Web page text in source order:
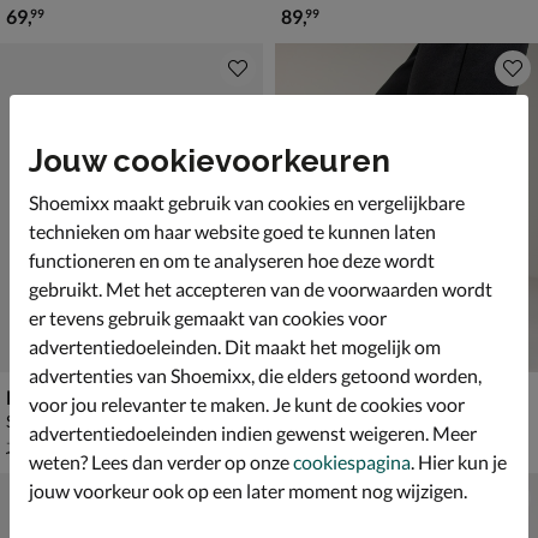
€ 69,99
69,99 € 89,99
89,99
Rieker
Sleehak - zwart
van € 79,99 voor € 55,99
79 55,99
Verbenas Mila
€ 69,99
69,99
Jouw cookievoorkeuren
Shoemixx maakt gebruik van cookies en vergelijkbare
technieken om haar website goed te kunnen laten
functioneren en om te analyseren hoe deze wordt
gebruikt. Met het accepteren van de voorwaarden wordt
er tevens gebruik gemaakt van cookies voor
advertentiedoeleinden. Dit maakt het mogelijk om
advertenties van Shoemixx, die elders getoond worden,
voor jou relevanter te maken. Je kunt de cookies voor
advertentiedoeleinden indien gewenst weigeren. Meer
weten? Lees dan verder op onzecookiespagina. Hier kun je
jouw voorkeur ook op een later moment nog wijzigen.